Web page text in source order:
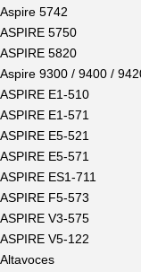
Aspire 5742
ASPIRE 5750
ASPIRE 5820
Aspire 9300 / 9400 /
ASPIRE E1-510
ASPIRE E1-571
ASPIRE E5-521
ASPIRE E5-571
ASPIRE ES1-711
ASPIRE F5-573
ASPIRE V3-575
ASPIRE V5-122
Altavoces